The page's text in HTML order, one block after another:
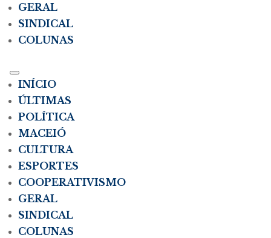
GERAL
SINDICAL
COLUNAS
INÍCIO
ÚLTIMAS
POLÍTICA
MACEIÓ
CULTURA
ESPORTES
COOPERATIVISMO
GERAL
SINDICAL
COLUNAS